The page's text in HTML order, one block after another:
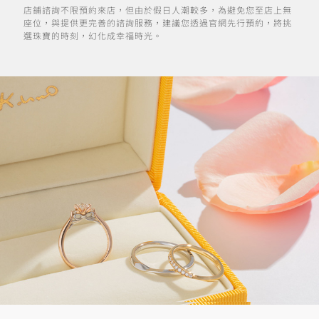
店鋪諮詢不限預約來店，但由於假日人潮較多，為避免您至店上無
座位，與提供更完善的諮詢服務，建議您透過官網先行預約，將挑
選珠寶的時刻，幻化成幸福時光。